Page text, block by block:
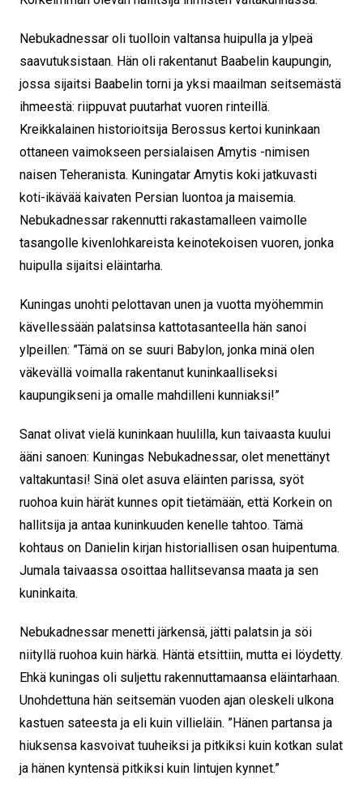
Nebukadnessar oli tuolloin valtansa huipulla ja ylpeä
saavutuksistaan. Hän oli rakentanut Baabelin kaupungin,
jossa sijaitsi Baabelin torni ja yksi maailman seitsemästä
ihmeestä: riippuvat puutarhat vuoren rinteillä.
Kreikkalainen historioitsija Berossus kertoi kuninkaan
ottaneen vaimokseen persialaisen Amytis -nimisen
naisen Teheranista. Kuningatar Amytis koki jatkuvasti
koti-ikävää kaivaten Persian luontoa ja maisemia.
Nebukadnessar rakennutti rakastamalleen vaimolle
tasangolle kivenlohkareista keinotekoisen vuoren, jonka
huipulla sijaitsi eläintarha.
Kuningas unohti pelottavan unen ja vuotta myöhemmin
kävellessään palatsinsa kattotasanteella hän sanoi
ylpeillen: ”Tämä on se suuri Babylon, jonka minä olen
väkevällä voimalla rakentanut kuninkaalliseksi
kaupungikseni ja omalle mahdilleni kunniaksi!”
Sanat olivat vielä kuninkaan huulilla, kun taivaasta kuului
ääni sanoen: Kuningas Nebukadnessar, olet menettänyt
valtakuntasi! Sinä olet asuva eläinten parissa, syöt
ruohoa kuin härät kunnes opit tietämään, että Korkein on
hallitsija ja antaa kuninkuuden kenelle tahtoo. Tämä
kohtaus on Danielin kirjan historiallisen osan huipentuma.
Jumala taivaassa osoittaa hallitsevansa maata ja sen
kuninkaita.
Nebukadnessar menetti järkensä, jätti palatsin ja söi
niityllä ruohoa kuin härkä. Häntä etsittiin, mutta ei löydetty.
Ehkä kuningas oli suljettu rakennuttamaansa eläintarhaan.
Unohdettuna hän seitsemän vuoden ajan oleskeli ulkona
kastuen sateesta ja eli kuin villieläin. ”Hänen partansa ja
hiuksensa kasvoivat tuuheiksi ja pitkiksi kuin kotkan sulat
ja hänen kyntensä pitkiksi kuin lintujen kynnet.”